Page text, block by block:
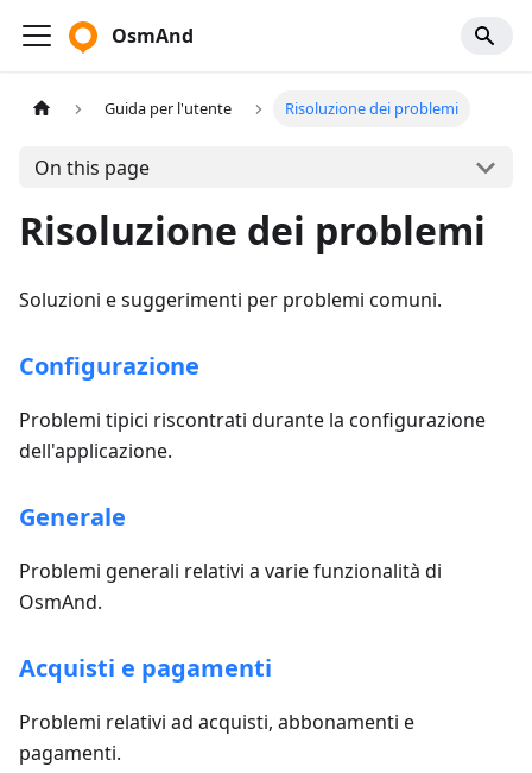
OsmAnd
Guida per l'utente Risoluzione dei problemi
On this page
Risoluzione dei problemi
Soluzioni e suggerimenti per problemi comuni.
Configurazione
Problemi tipici riscontrati durante la configurazione
dell'applicazione.
Generale
Problemi generali relativi a varie funzionalità di
OsmAnd.
Acquisti e pagamenti
Problemi relativi ad acquisti, abbonamenti e
pagamenti.